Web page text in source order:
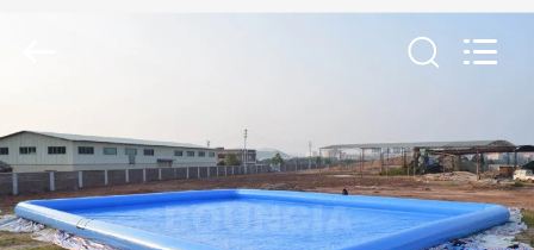
منتجات
Guangzhou
Inflatables
Factory.